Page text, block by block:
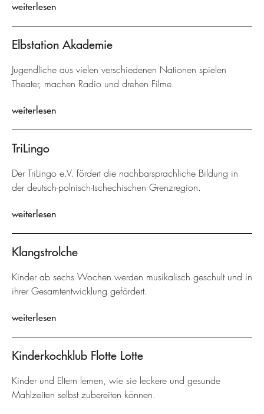
weiterlesen
Elbstation Akademie
Jugendliche aus vielen verschiedenen Nationen spielen
Theater, machen Radio und drehen Filme.
weiterlesen
TriLingo
Der TriLingo e.V. fördert die nachbarsprachliche Bildung in
der deutsch-polnisch-tschechischen Grenzregion.
weiterlesen
Klangstrolche
Kinder ab sechs Wochen werden musikalisch geschult und in
ihrer Gesamtentwicklung gefördert.
weiterlesen
Kinderkochklub Flotte Lotte
Kinder und Eltern lernen, wie sie leckere und gesunde
Mahlzeiten selbst zubereiten können.